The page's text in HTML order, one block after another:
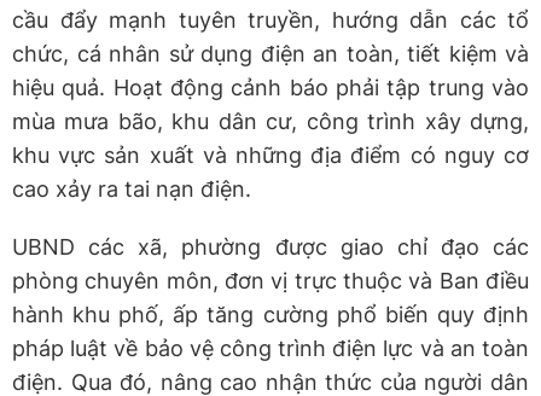
cầu đẩy mạnh tuyên truyền, hướng dẫn các tổ
chức, cá nhân sử dụng điện an toàn, tiết kiệm và
hiệu quả. Hoạt động cảnh báo phải tập trung vào
mùa mưa bão, khu dân cư, công trình xây dựng,
khu vực sản xuất và những địa điểm có nguy cơ
cao xảy ra tai nạn điện.
UBND các xã, phường được giao chỉ đạo các
phòng chuyên môn, đơn vị trực thuộc và Ban điều
hành khu phố, ấp tăng cường phổ biến quy định
pháp luật về bảo vệ công trình điện lực và an toàn
điện. Qua đó, nâng cao nhận thức của người dân